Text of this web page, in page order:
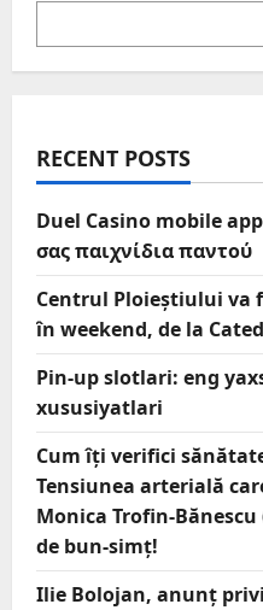
RECENT POSTS
Duel Casino mobile
σας παιχνίδια παντού
Centrul Ploieștiului va
în weekend, de la
Pin-up slotlari: eng
xususiyatlari
Cum îți verifici
Tensiunea arterială
Monica Trofin-
de bun-simț!
Ilie Bolojan, anunț